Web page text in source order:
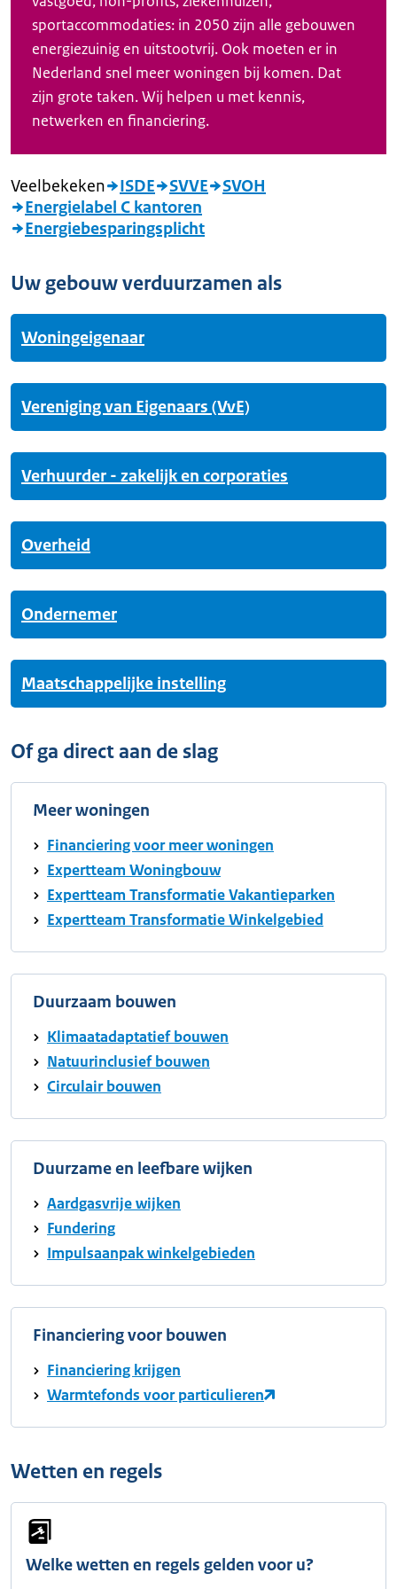
sportaccommodaties: in 2050 zijn alle gebouwen
energiezuinig en uitstootvrij. Ook moeten er in
Nederland snel meer woningen bij komen. Dat
zijn grote taken. Wij helpen u met kennis,
netwerken en financiering.
Veelbekeken ISDE SVVE
SVOH
Energielabel C kantoren
Energiebesparingsplicht
Uw gebouw verduurzamen als
Woningeigenaar
Vereniging van Eigenaars (VvE)
Verhuurder - zakelijk en corporaties
Overheid
Ondernemer
Maatschappelijke instelling
Of ga direct aan de slag
Meer woningen
Financiering voor meer woningen
Expertteam Woningbouw
Expertteam Transformatie Vakantieparken
Expertteam Transformatie Winkelgebied
Duurzaam bouwen
Klimaatadaptatief bouwen
Natuurinclusief bouwen
Circulair bouwen
Duurzame en leefbare wijken
Aardgasvrije wijken
Fundering
Impulsaanpak winkelgebieden
Financiering voor bouwen
Financiering krijgen
Warmtefonds voor particulieren
Wetten en regels
Welke wetten en regels gelden voor u?